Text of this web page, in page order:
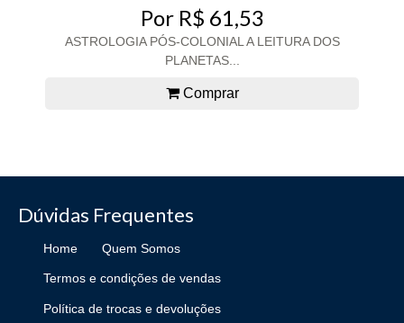
Por R$ 61,53
ASTROLOGIA PÓS-COLONIAL A LEITURA DOS
PLANETAS...
Comprar
Dúvidas Frequentes
Home Quem Somos
Termos e condições de vendas
Política de trocas e devoluções